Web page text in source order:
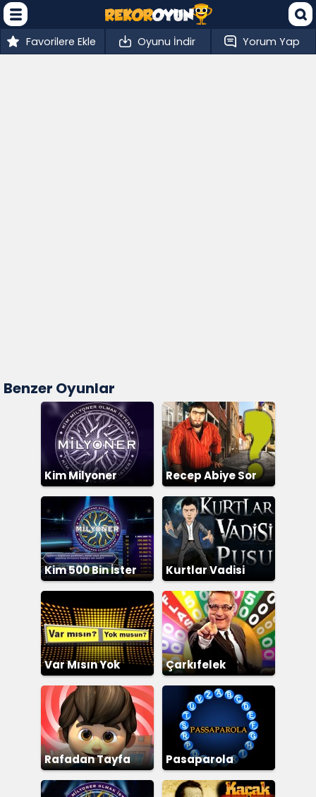
Favorilere Ekle Oyunu İndir Yorum Yap
Benzer Oyunlar
Kim Milyoner
Olmak İster
Recep Abiye Sor
Kim 500 Bin İster Kurtlar Vadisi
Var Mısın Yok
Musun
Çarkıfelek
Rafadan Tayfa Pasaparola